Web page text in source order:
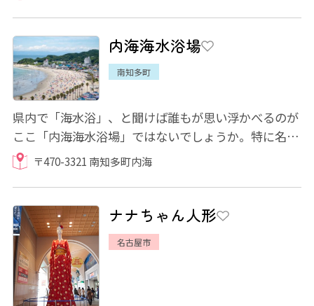
内海海水浴場
南知多町
県内で「海水浴」、と聞けば誰もが思い浮かべるのが
ここ「内海海水浴場」ではないでしょうか。特に名古
屋や尾張エリアの方なら、名鉄内海駅が近く...
〒470-3321 南知多町内海
ナナちゃん人形
名古屋市